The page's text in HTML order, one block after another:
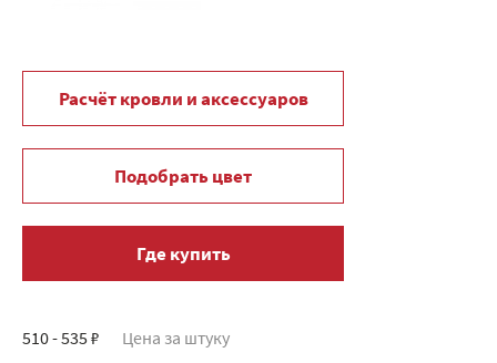
Расчёт кровли и аксессуаров
Подобрать цвет
Где купить
510 - 535 ₽ Цена за штуку